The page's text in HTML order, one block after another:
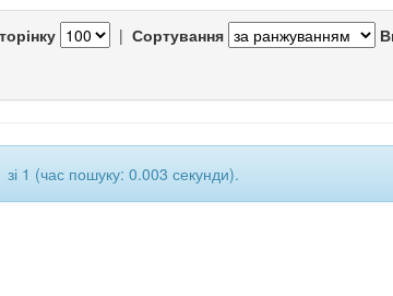
| Сортування
зі 1 (час пошуку: 0.003 секунди).